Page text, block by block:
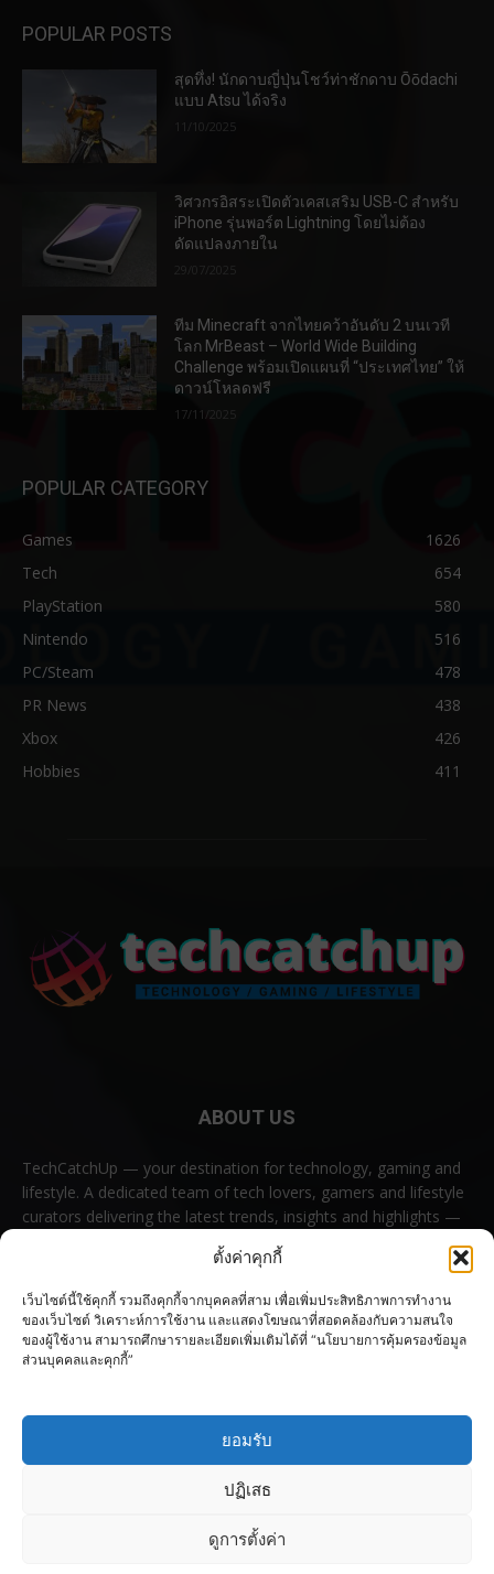
ตั้งค่าคุกกี้
เว็บไซต์นี้ใช้คุกกี้ รวมถึงคุกกี้จากบุคคลที่สาม เพื่อเพิ่มประสิทธิภาพการทำงาน
ของเว็บไซต์ วิเคราะห์การใช้งาน และแสดงโฆษณาที่สอดคล้องกับความสนใจ
ของผู้ใช้งาน สามารถศึกษารายละเอียดเพิ่มเติมได้ที่ “นโยบายการคุ้มครองข้อมูล
ส่วนบุคคลและคุกกี้”
ยอมรับ
ปฏิเสธ
ดูการตั้งค่า
POPULAR POSTS
สุดทึ่ง! นักดาบญี่ปุ่นโชว์ท่าชักดาบ Ōōdachi
แบบ Atsu ได้จริง
11/10/2025
วิศวกรอิสระเปิดตัวเคสเสริม USB-C สำหรับ
iPhone รุ่นพอร์ต Lightning โดยไม่ต้อง
ดัดแปลงภายใน
ทีม Minecraft จากไทยคว้าอันดับ 2 บนเวที
โลก MrBeast – World Wide Building
Challenge พร้อมเปิดแผนที่ “ประเทศไทย” ให้
ดาวน์โหลดฟรี
17/11/2025
POPULAR CATEGORY
Games
1626
Tech
654
PlayStation
580
Nintendo
516
PC/Steam
478
PR News
438
Xbox
426
Hobbies
411
ABOUT US
TechCatchUp — your destination for technology, gaming and
lifestyle. A dedicated team of tech lovers, gamers and lifestyle
curators delivering the latest trends, insights and highlights —
Contact us: contact@techcatchup.net
© Copyright 2023–2026 TechCatchUp All rights reserved.